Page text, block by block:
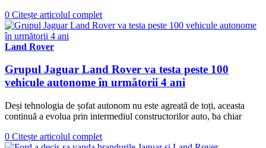
0 Citește articolul complet
Land Rover
Grupul Jaguar Land Rover va testa peste 100
vehicule autonome în următorii 4 ani
Deși tehnologia de șofat autonom nu este agreată de toți, aceasta
continuă a evolua prin intermediul constructorilor auto, ba chiar
0 Citește articolul complet